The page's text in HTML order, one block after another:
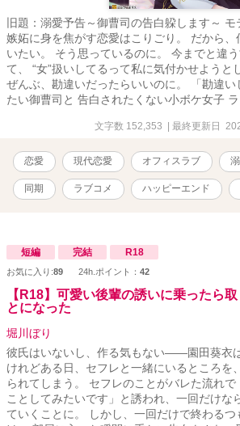
旧題：溺愛予告～御曹司の告白躱します～ モ
嫉妬に身を焦がす恋愛はこりごり。 だから
いたい。 そう思っているのに。 今までと違
て、 “女”扱いしてるって私に気付かせようと
ぜんぶ、勘違いだったらいいのに。 「勘違い
たい御曹司と 告白されたくない小ボケ女子
文字数 152,353 | 最終更新日
恋愛 現代恋愛 オフィスラブ
同期 ラブコメ ハッピーエンド
短編 完結 R18
お気に入り:89 24h.ポイント： 42
【R18】可愛い後輩の誘いに乗ったら
とになった
堀川ぼり
彼氏はいないし、作る気もない――園田葵衣
けれどある日、セフレと一緒にいるところを
られてしまう。 セフレのことがバレた流れで
ことしてみたいです」と誘われ、一回だけな
ていくことに。 しかし、一回だけで終わる